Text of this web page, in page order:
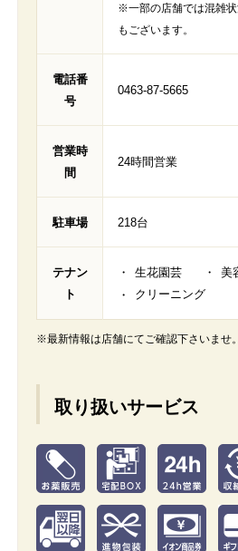
※一部の店舗では混雑
もございます。
電話番
号
0463-87-5665
営業時
間
24時間営業
駐車場 218台
テナン
ト
生花園芸
美
クリーニング
※最新情報は店舗にてご確認下さいませ。
取り扱いサービス